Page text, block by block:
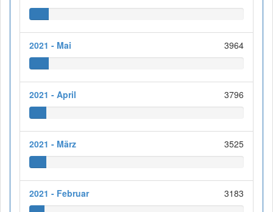
2021 - Mai 3964
2021 - April 3796
2021 - März 3525
2021 - Februar 3183